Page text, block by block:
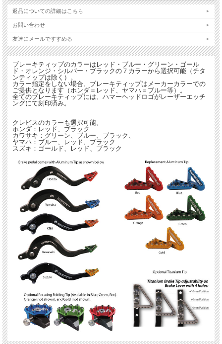
返品についての詳細はこちら
お問い合わせ
友達にメールですすめる
ブレーキティップのカラーはレッド・ブルー・グリーン・ゴール
ド・オレンジ・シルバー・ブラックの７カラーから選択可能（チタ
ンティップは除く）。
カラー指定をしない場合、ブレーキティップはメーカーカラーでの
ご提供となります（ホンダ＝レッド、ヤマハ＝ブルー等）。
全てのブレーキティップには、ハマーヘッドロゴがレーザーエッチ
ングにて刻印済み。
クレビスのカラーも選択可能。
ホンダ：レッド、ブラック
カワサキ：グリーン、ブルー、ブラック、
ヤマハ：ブルー、レッド、ブラック
スズキ：ゴールド、レッド、ブラック